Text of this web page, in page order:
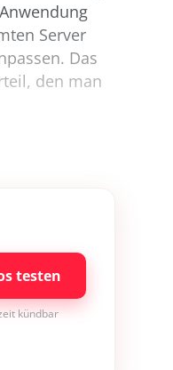
Server
Das
den man
testen
kündbar